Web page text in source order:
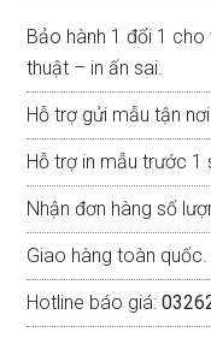
Bảo hành 1 đổi 1
thuật – in ấn sai.
Hỗ trợ gửi mẫu tận
Hỗ trợ in mẫu trước 1
Nhận đơn hàng số
Giao hàng toàn quốc.
Hotline báo giá: